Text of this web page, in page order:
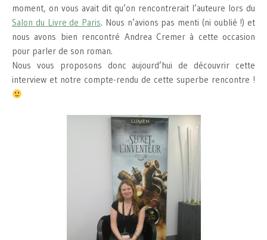
moment, on vous avait dit qu’on rencontrerait l’auteure lors du
Salon du Livre de Paris. Nous n’avions pas menti (ni oublié !) et
nous avons bien rencontré Andrea Cremer à cette occasion
pour parler de son roman.
Nous vous proposons donc aujourd’hui de découvrir cette
interview et notre compte-rendu de cette superbe rencontre !